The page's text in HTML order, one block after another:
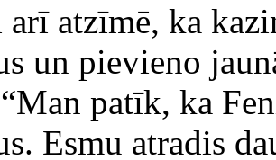
arī atzīmē, ka
un pievieno
patīk, ka
Esmu atradis